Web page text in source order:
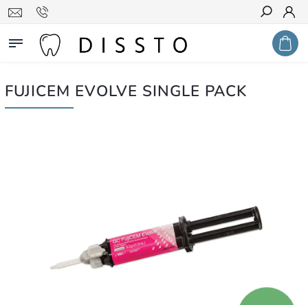
Hledat
FUJICEM EVOLVE SINGLE PACK